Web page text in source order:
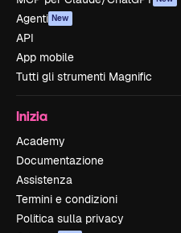
Agenti New
API
App mobile
Tutti gli strumenti Magnific
Inizia
Academy
Documentazione
Assistenza
Termini e condizioni
Politica sulla privacy